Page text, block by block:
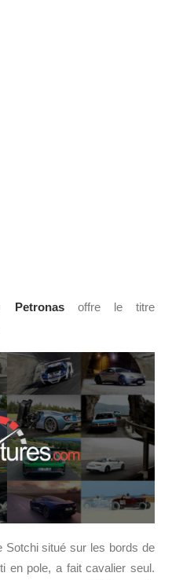
cet après-midi le 1er
Sur le tracé de Sotchi, le
Petronasoffre le titre
Sotchi situé sur les bords de
en pole, a fait cavalier seul.